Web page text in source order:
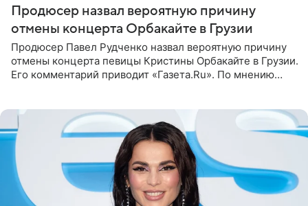
Продюсер назвал вероятную причину
отмены концерта Орбакайте в Грузии
Продюсер Павел Рудченко назвал вероятную причину
отмены концерта певицы Кристины Орбакайте в Грузии.
Его комментарий приводит «Газета.Ru». По мнению